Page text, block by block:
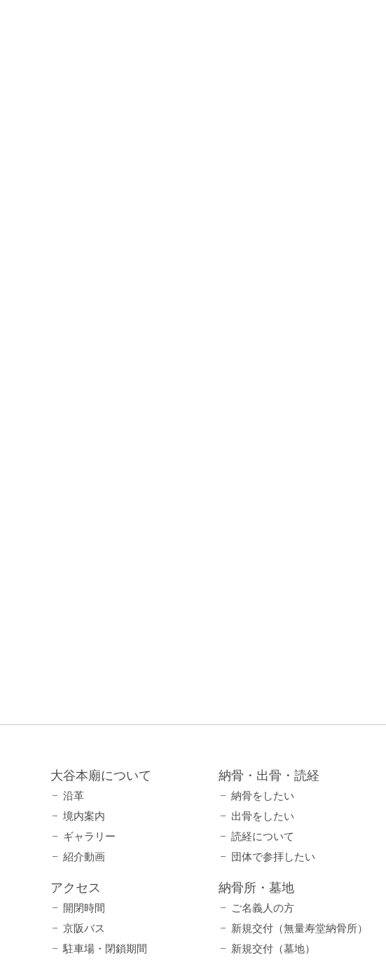
大谷本廟について
沿革
境内案内
ギャラリー
紹介動画
アクセス
開閉時間
京阪バス
駐車場・閉鎖期間
納骨・出骨・読経
納骨をしたい
出骨をしたい
読経について
団体で参拝したい
納骨所・墓地
ご名義人の方
新規交付（無量寿堂納骨所）
新規交付（墓地）